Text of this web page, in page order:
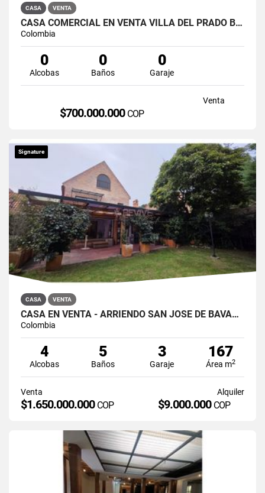
CASA VENTA
CASA COMERCIAL EN VENTA VILLA DEL PRADO BOGOTÁ NORTE
Colombia
0
Alcobas
0
Baños
0
Garaje
Venta
$700.000.000 COP
Signature
CASA VENTA
CASA EN VENTA - ARRIENDO SAN JOSÉ DE BAVARIA
Colombia
4
Alcobas
5
Baños
3
Garaje
167
Área m2
Venta
$1.650.000.000 COP
Alquiler
$9.000.000 COP